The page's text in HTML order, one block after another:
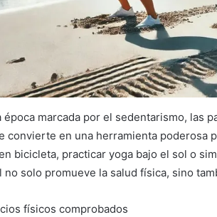
época marcada por el sedentarismo, las
convierte en una herramienta poderosa
bicicleta, practicar yoga bajo el sol o
no solo promueve la salud física, sino
físicos comprobados